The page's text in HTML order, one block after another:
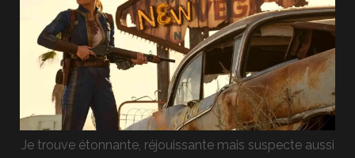
Je trouve étonnante, réjouissante mais suspecte aussi